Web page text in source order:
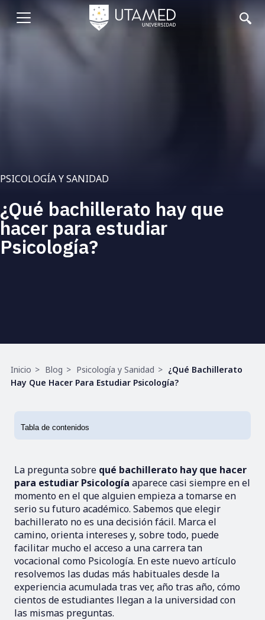
contenido
Abrir
PSICOLOGÍA Y SANIDAD
¿Qué bachillerato hay que
hacer para estudiar
Psicología?
Ruta
de
Inicio Blog Psicología y Sanidad
¿Qué Bachillerato
Hay Que Hacer Para Estudiar Psicología?
La pregunta sobre qué bachillerato hay que hacer
para estudiar Psicología aparece casi siempre en el
momento en el que alguien empieza a tomarse en
serio su futuro académico. Sabemos que elegir
bachillerato no es una decisión fácil. Marca el
camino, orienta intereses y, sobre todo, puede
facilitar mucho el acceso a una carrera tan
vocacional como Psicología. En este nuevo artículo
resolvemos las dudas más habituales desde la
experiencia acumulada tras ver, año tras año, cómo
cientos de estudiantes llegan a la universidad con
las mismas preguntas.